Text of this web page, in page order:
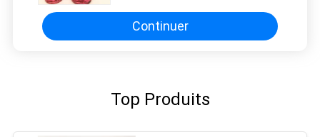
Continuer
Top Produits